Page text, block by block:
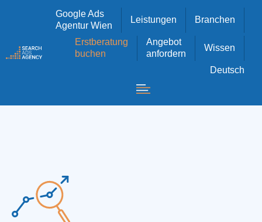
Google Ads
Agentur Wien
Leistungen Branchen
Erstberatung
buchen
Angebot
anfordern
Wissen
Deutsch